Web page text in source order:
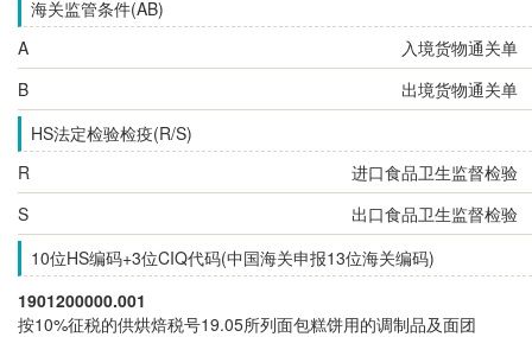
海关监管条件(AB)
A
入境货物通关单
B
出境货物通关单
HS法定检验检疫(R/S)
R
进口食品卫生监督检验
S
出口食品卫生监督检验
10位HS编码+3位CIQ代码(中国海关申报13位海关编码)
1901200000.001
按10%征税的供烘焙税号19.05所列面包糕饼用的调制品及面团